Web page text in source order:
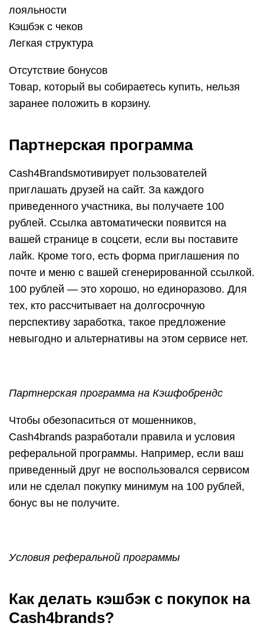
лояльности
Кэшбэк с чеков
Легкая структура
Отсутствие бонусов
Товар, который вы собираетесь купить, нельзя
заранее положить в корзину.
Партнерская программа
Cash4Brandsмотивирует пользователей
приглашать друзей на сайт. За каждого
приведенного участника, вы получаете 100
рублей. Ссылка автоматически появится на
вашей странице в соцсети, если вы поставите
лайк. Кроме того, есть форма приглашения по
почте и меню с вашей сгенерированной ссылкой.
100 рублей — это хорошо, но единоразово. Для
тех, кто рассчитывает на долгосрочную
перспективу заработка, такое предложение
невыгодно и альтернативы на этом сервисе нет.
Партнерская программа на Кэшфобрендс
Чтобы обезопаситься от мошенников,
Cash4brands разработали правила и условия
реферальной программы. Например, если ваш
приведенный друг не воспользовался сервисом
или не сделал покупку минимум на 100 рублей,
бонус вы не получите.
Условия реферальной программы
Как делать кэшбэк с покупок на
Cash4brands?